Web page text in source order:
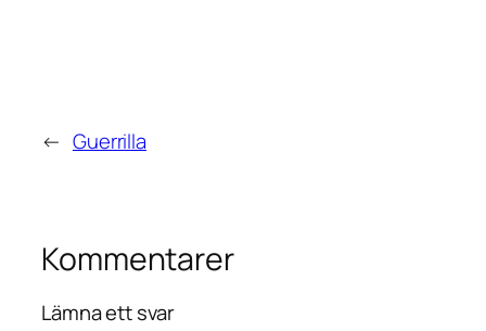
← Guerrilla
Kommentarer
Lämna ett svar